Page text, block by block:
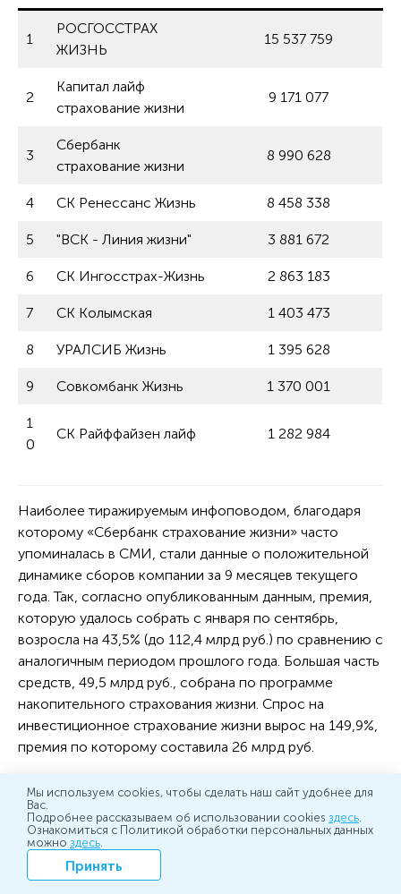
1
РОСГОССТРАХ
ЖИЗНЬ
15 537 759
2
Капитал лайф
страхование жизни
9 171 077
3
Сбербанк
страхование жизни
8 990 628
4 СК Ренессанс Жизнь 8 458 338
5 "ВСК - Линия жизни" 3 881 672
6 СК Ингосстрах-Жизнь 2 863 183
7 СК Колымская 1 403 473
8 УРАЛСИБ Жизнь 1 395 628
9 Совкомбанк Жизнь 1 370 001
1
0
СК Райффайзен лайф 1 282 984
Наиболее тиражируемым инфоповодом, благодаря
которому «Сбербанк страхование жизни» часто
упоминалась в СМИ, стали данные о положительной
динамике сборов компании за 9 месяцев текущего
года. Так, согласно опубликованным данным, премия,
которую удалось собрать с января по сентябрь,
возросла на 43,5% (до 112,4 млрд руб.) по сравнению с
аналогичным периодом прошлого года. Большая часть
средств, 49,5 млрд руб., собрана по программе
накопительного страхования жизни. Спрос на
инвестиционное страхование жизни вырос на 149,9%,
премия по которому составила 26 млрд руб.
страхование жизни» также стал рейтинг страховых
компаний-лидеров по совокупному объему премий
по страхованию жизни. Исследование подготовило
рейтинговое агентство «Эксперт РА». «Сбербанк
Мы используем cookies, чтобы сделать наш сайт удобнее для
Вас.
Подробнее рассказываем об использовании cookies здесь.
Ознакомиться с Политикой обработки персональных данных
можно здесь.
Принять